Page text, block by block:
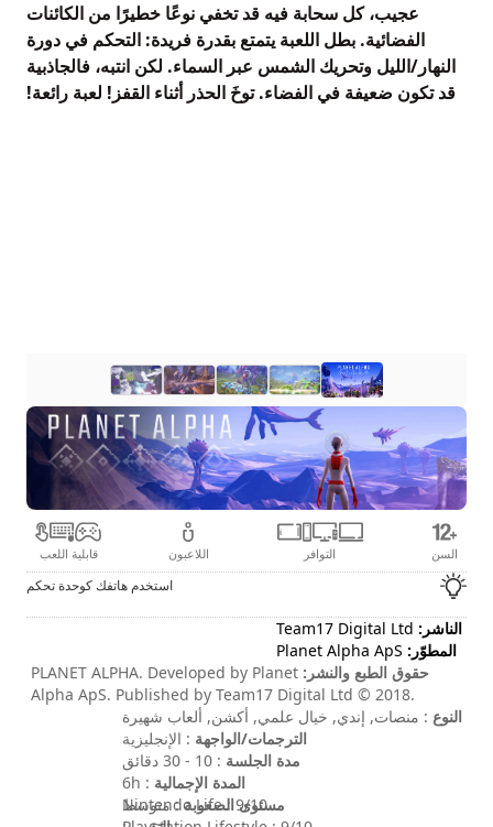
عجيب، كل سحابة فيه قد تخفي نوعًا خطيرًا من الكائنات
الفضائية. بطل اللعبة يتمتع بقدرة فريدة: التحكم في دورة
النهار/الليل وتحريك الشمس عبر السماء. لكن انتبه، فالجاذبية
قد تكون ضعيفة في الفضاء. توخَ الحذر أثناء القفز! لعبة رائعة!
السن التوافر اللاعبون قابلية اللعب
استخدم هاتفك كوحدة تحكم
الناشر: Team17 Digital Ltd
المطوّر: Planet Alpha ApS
حقوق الطبع والنشر: PLANET ALPHA. Developed by Planet
Alpha ApS. Published by Team17 Digital Ltd © 2018.
Team17 are trademarks or registered trademarks of
Team17 Digital Limited. All other trademarks, copyrights
and logos are property of their respective owners.
النوع : منصات, إندي, خيال علمي, أكشن, ألعاب شهيرة
الترجمات/الواجهة : الإنجليزية
مدة الجلسة : 10 - 30 دقائق
المدة الإجمالية : 6h
مستوى الصعوبة: متوسط
Nintendo Life : 9/10